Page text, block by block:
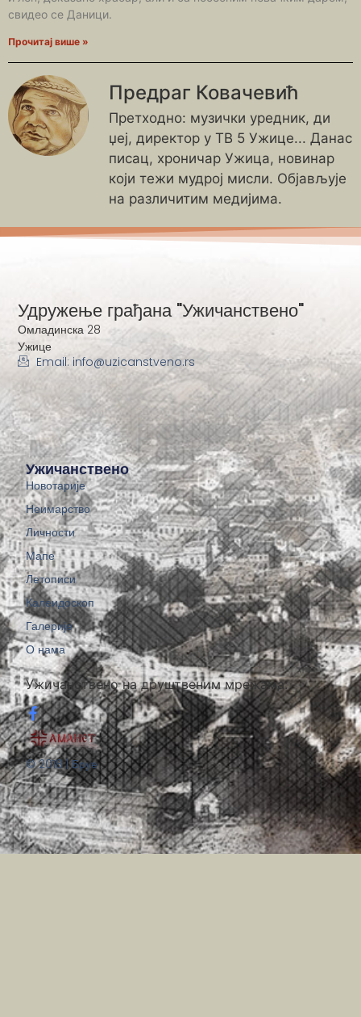
свидео се Даници.
Прочитај више »
Предраг Ковачевић
Претходно: музички уредник, ди
џеј, директор у ТВ 5 Ужице... Данас
писац, хроничар Ужица, новинар
који тежи мудрој мисли. Објављује
на различитим медијима.
Ужичанствено на друштвеним мрежама:
© 2018 | Бруе
Ужичанствено
Новотарије
Неимарство
Личности
Мапе
Летописи
Калеидоскоп
Галерије
О нама
Удружење грађана "Ужичанствено"
Омладинска 28
Ужице
Email: info@uzicanstveno.rs